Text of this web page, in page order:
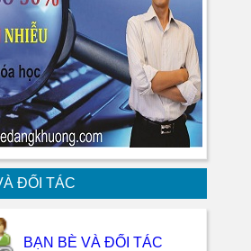
ĐỐI TÁC
BẠN BÈ VÀ ĐỐI TÁC